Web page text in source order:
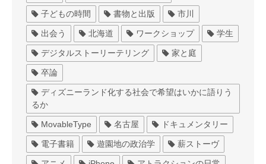
子どもの時間 書物と出版 市川
出会う 北海道 ワークショップ 学生
デジタルストーリーテリング 家と庭
卒論
ディズニーランド化する社会で希望はいかに語りう
るか
MovableType 名古屋 ドキュメンタリー
電子書籍 遊園地の政治学 薪ストーヴ